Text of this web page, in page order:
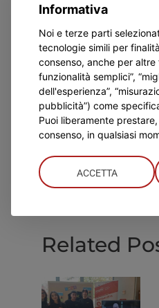
confronto e il dialogo
istituzioni, in modo da
noi e cosa possiamo
provenienza, senza
sguardo speciale rivolto
Previous
Related
Informativa
Noi e terze parti
tecnologie simili per
consenso, anche per altre
funzionalità semplici”,
dell'esperienza”,
pubblicità”) come
Puoi liberamente
consenso, in qualsiasi
ACCETTA